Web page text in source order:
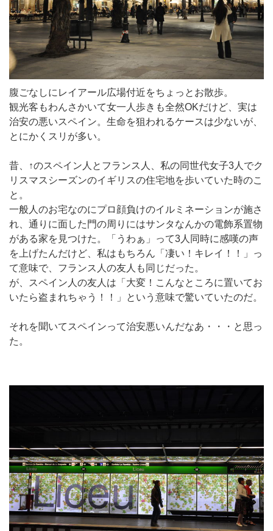
腹ごなしにレイアール広場付近をちょっとお散歩。
観光客もわんさかいて女一人歩きも全然OKだけど、実は
治安の悪いスペイン。生命を狙われるケースは少ないが、
とにかくスリが多い。
昔、↑のスペイン人とフランス人、私の同世代女子3人でク
リスマスシーズンのイギリスの住宅地を歩いていた時のこ
と。
一般人のお宅なのにプロ顔負けのイルミネーションが施さ
れ、通りに面した門の周りにはサンタなんかの電飾系置物
がある家を見つけた。「うわぁ」って3人同時に感嘆の声
を上げたんだけど、私はもちろん「凄い！キレイ！！」っ
て意味で、フランス人の友人も同じだった。
が、スペイン人の友人は「大変！こんなところに置いてお
いたら盗まれちゃう！！」という意味で驚いていたのだ。
それを聞いてスペインって治安悪いんだなあ・・・と思っ
た。